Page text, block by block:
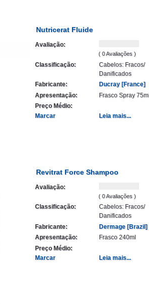
Nutricerat Fluide
Avaliação:
( 0 Avaliações )
Classificação:
Cabelos: Fracos/
Danificados
Fabricante:
Ducray [France]
Apresentação:
Frasco Spray
Preço Médio:
Marcar
Leia mais...
Revitrat Force Shampoo
Avaliação:
( 0 Avaliações )
Classificação:
Cabelos: Fracos/
Danificados
Fabricante:
Dermage [Brazil]
Apresentação:
Frasco 240ml
Preço Médio:
Marcar
Leia mais...